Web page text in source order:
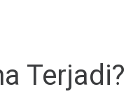
Terjadi?